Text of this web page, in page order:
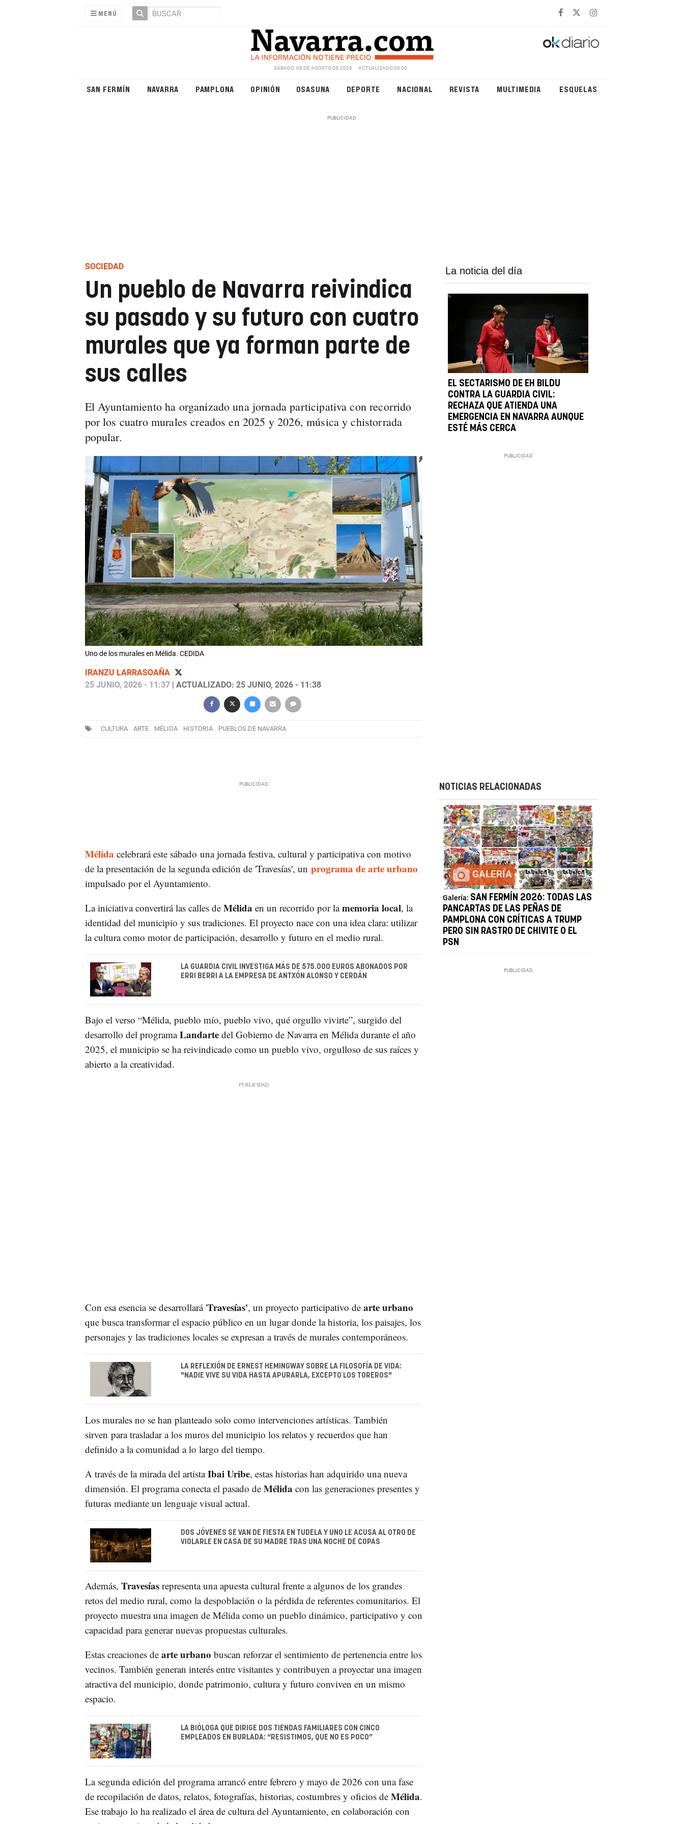
MENÚ
SÁBADO, 08 DE AGOSTO DE 2026 ACTUALIZADO 00:00
SAN FERMÍN NAVARRA PAMPLONA OPINIÓN OSASUNA DEPORTE NACIONAL REVISTA MULTIMEDIA ESQUELAS
SOCIEDAD
Un pueblo de Navarra reivindica
su pasado y su futuro con cuatro
murales que ya forman parte de
sus calles
El Ayuntamiento ha organizado una jornada participativa con recorrido
por los cuatro murales creados en 2025 y 2026, música y chistorrada
popular.
Uno de los murales en Mélida. CEDIDA
IRANZU LARRASOAÑA
25 JUNIO, 2026 - 11:37| ACTUALIZADO: 25 JUNIO, 2026 - 11:38
CULTURA ARTE MÉLIDA HISTORIA PUEBLOS DE NAVARRA
La noticia del día
EL SECTARISMO DE EH BILDU
CONTRA LA GUARDIA CIVIL:
RECHAZA QUE ATIENDA UNA
EMERGENCIA EN NAVARRA AUNQUE
ESTÉ MÁS CERCA
Mélida celebrará este sábado una jornada festiva, cultural y participativa con motivo
de la presentación de la segunda edición de 'Travesías', un programa de arte urbano
impulsado por el Ayuntamiento.
La iniciativa convertirá las calles de Mélida en un recorrido por lamemoria local, la
identidad del municipio y sus tradiciones. El proyecto nace con una idea clara: utilizar
la cultura como motor de participación, desarrollo y futuro en el medio rural.
LA GUARDIA CIVIL INVESTIGA MÁS DE 575.000 EUROS ABONADOS POR
ERRI BERRI A LA EMPRESA DE ANTXÓN ALONSO Y CERDÁN
Bajo el verso “Mélida, pueblo mío, pueblo vivo, qué orgullo vivirte”, surgido del
desarrollo del programaLandartedel Gobierno de Navarra en Mélida durante el año
2025, el municipio se ha reivindicado como un pueblo vivo, orgulloso de sus raíces y
abierto a la creatividad.
Con esa esencia se desarrollará 'Travesías', un proyecto participativo de arte urbano
que busca transformar el espacio público en un lugar donde la historia, los paisajes, los
personajes y las tradiciones locales se expresan a través de murales contemporáneos.
LA REFLEXIÓN DE ERNEST HEMINGWAY SOBRE LA FILOSOFÍA DE VIDA:
"NADIE VIVE SU VIDA HASTA APURARLA, EXCEPTO LOS TOREROS"
Los murales no se han planteado solo como intervenciones artísticas. También
sirven para trasladar a los muros del municipio los relatos y recuerdos que han
definido a la comunidad a lo largo del tiempo.
A través de la mirada del artistaIbai Uribe, estas historias han adquirido una nueva
dimensión. El programa conecta el pasado de Mélida con las generaciones presentes y
futuras mediante un lenguaje visual actual.
DOS JÓVENES SE VAN DE FIESTA EN TUDELA Y UNO LE ACUSA AL OTRO DE
VIOLARLE EN CASA DE SU MADRE TRAS UNA NOCHE DE COPAS
Además, Travesíasrepresenta una apuesta cultural frente a algunos de los grandes
retos del medio rural, como la despoblación o la pérdida de referentes comunitarios. El
proyecto muestra una imagen de Mélida como un pueblo dinámico, participativo y con
capacidad para generar nuevas propuestas culturales.
Estas creaciones de arte urbano buscan reforzar el sentimiento de pertenencia entre los
vecinos. También generan interés entre visitantes y contribuyen a proyectar una imagen
atractiva del municipio, donde patrimonio, cultura y futuro conviven en un mismo
espacio.
LA BIÓLOGA QUE DIRIGE DOS TIENDAS FAMILIARES CON CINCO
EMPLEADOS EN BURLADA: “RESISTIMOS, QUE NO ES POCO”
La segunda edición del programa arrancó entre febrero y mayo de 2026 con una fase
de recopilación de datos, relatos, fotografías, historias, costumbres y oficios de Mélida.
Ese trabajo lo ha realizado el área de cultura del Ayuntamiento, en colaboración con
NOTICIAS RELACIONADAS
GALERÍA
Galería: SAN FERMÍN 2026: TODAS LAS
PANCARTAS DE LAS PEÑAS DE
PAMPLONA CON CRÍTICAS A TRUMP
PERO SIN RASTRO DE CHIVITE O EL
PSN